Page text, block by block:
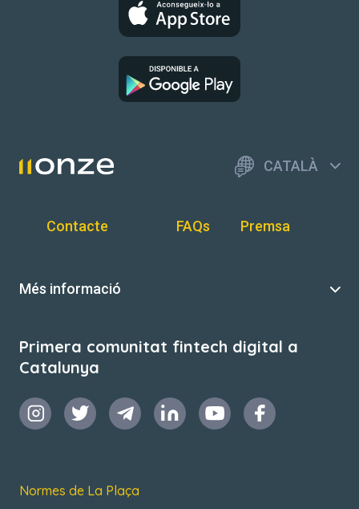
CATALÀ
Contacte FAQs Premsa
Més informació
Primera comunitat fintech digital a
Catalunya
Normes de La Plaça